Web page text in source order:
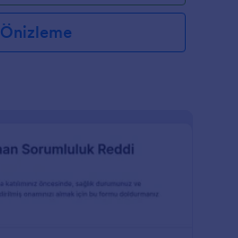
Önizleme